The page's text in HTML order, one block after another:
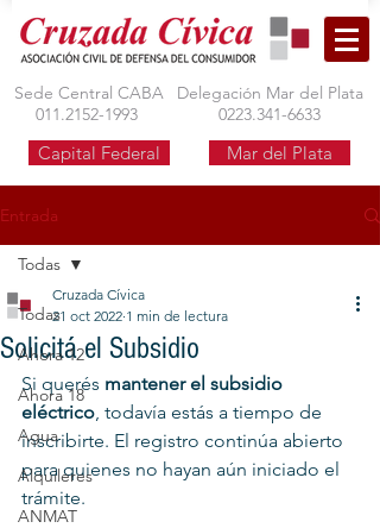
Sede Central CABA
011.2152-1993
Delegación Mar del Plata
0223.341-6633
Capital Federal Mar del Plata
Entrada
Todas
Ahora 12
Ahora 18
Agua
Alquileres
ANMAT
Todas
Solicitá el Subsidio
Cruzada Cívica
21 oct 2022 1 min de lectura
Si querés mantener el subsidio
eléctrico, todavía estás a tiempo de
inscribirte. El registro continúa abierto
para quienes no hayan aún iniciado el
trámite.